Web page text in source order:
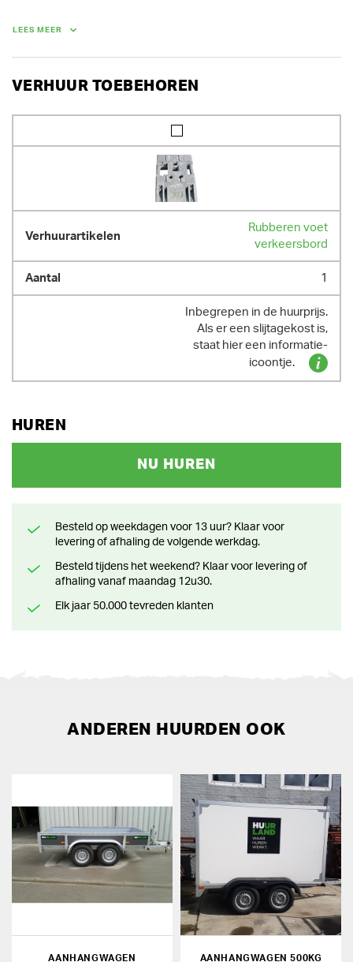
verkeersborden, geniet je 30 % korting.
GEWICHT
LEES MEER
VERHUUR TOEBEHOREN
Rubberen voet
verkeersbord
1
Inbegrepen in de huurprijs.
Als er een slijtagekost is,
staat hier een informatie-
icoontje.
HUREN
NU HUREN
Besteld op weekdagen voor 13 uur? Klaar voor
levering of afhaling de volgende werkdag.
Besteld tijdens het weekend? Klaar voor levering of
afhaling vanaf maandag 12u30.
Elk jaar 50.000 tevreden klanten
ANDEREN HUURDEN OOK
AANHANGWAGEN
AANHANGWAGEN 500KG